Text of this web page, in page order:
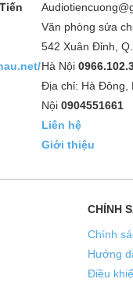
Văn phòng sửa
542 Xuân Đỉnh,
Hà Nội
Địa chỉ: Hà Đông,
Nội 0904551661
Liên hệ
Giới thiệu
CHÍNH
Chính
Hướng
Điều